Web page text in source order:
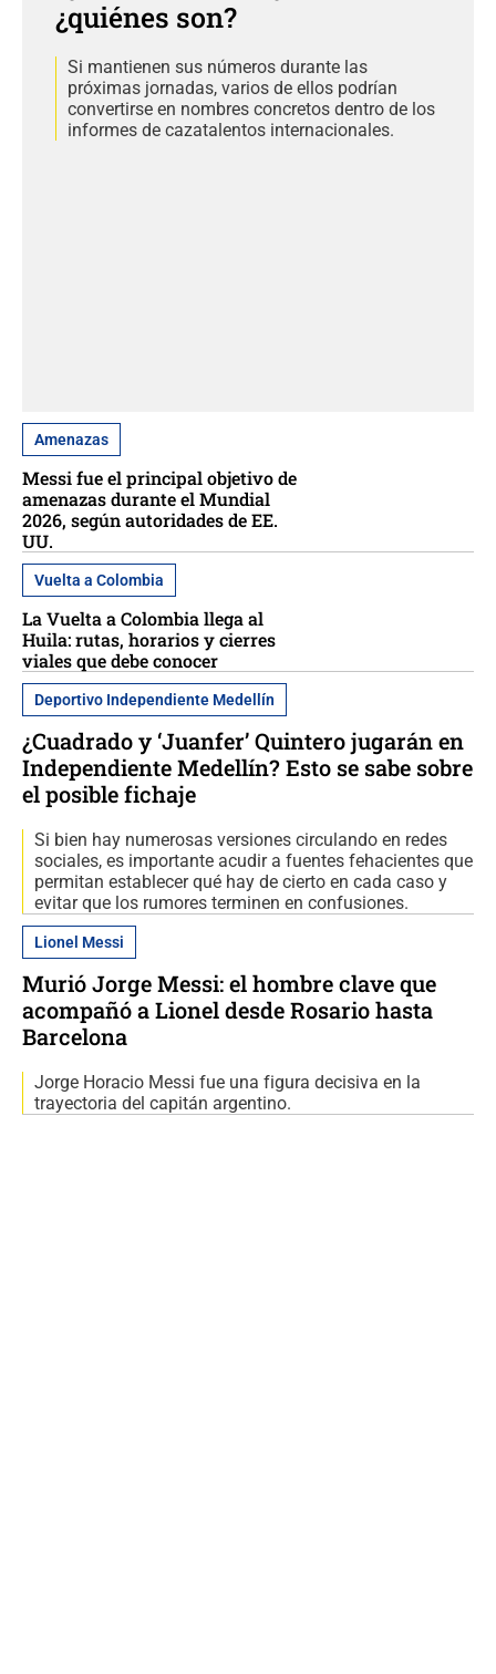
¿quiénes son?
Si mantienen sus números durante las
próximas jornadas, varios de ellos podrían
convertirse en nombres concretos dentro de los
informes de cazatalentos internacionales.
Amenazas
Messi fue el principal objetivo de
amenazas durante el Mundial
2026, según autoridades de EE.
UU.
Vuelta a Colombia
La Vuelta a Colombia llega al
Huila: rutas, horarios y cierres
viales que debe conocer
Deportivo Independiente Medellín
¿Cuadrado y ‘Juanfer’ Quintero jugarán en
Independiente Medellín? Esto se sabe sobre
el posible fichaje
Si bien hay numerosas versiones circulando en redes
sociales, es importante acudir a fuentes fehacientes que
permitan establecer qué hay de cierto en cada caso y
evitar que los rumores terminen en confusiones.
Lionel Messi
Murió Jorge Messi: el hombre clave que
acompañó a Lionel desde Rosario hasta
Barcelona
Jorge Horacio Messi fue una figura decisiva en la
trayectoria del capitán argentino.